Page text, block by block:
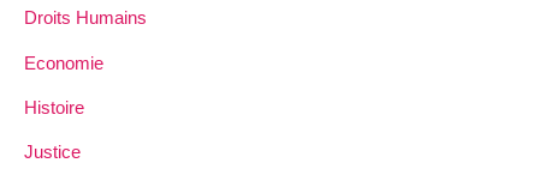
Droits Humains
Economie
Histoire
Justice